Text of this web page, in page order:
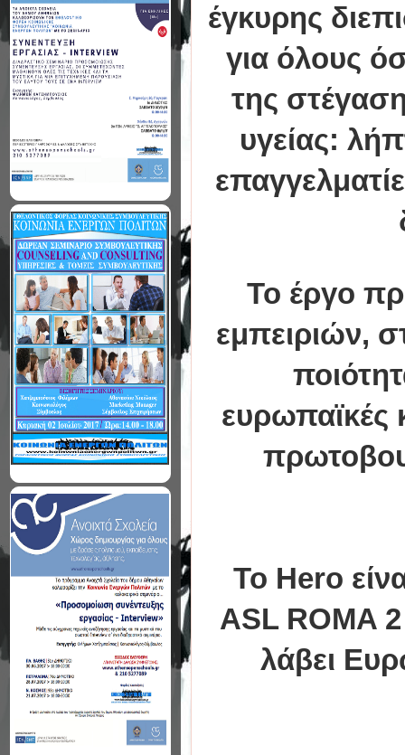
έγκυρης
για όλους
της
υγείας:
Το έργο
εμπειριών,
ευρωπαϊκές
Το Hero
ASL ROMA
λάβει